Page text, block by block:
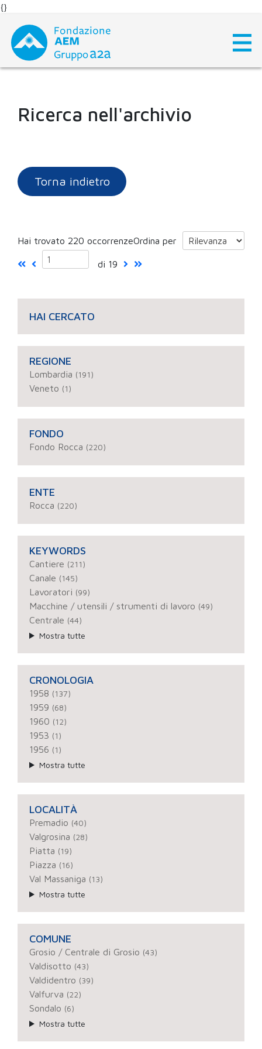
{}
content
Ricerca nell'archivio
Torna indietro
Hai trovato 220 occorrenzeOrdina per
di 19
HAI CERCATO
REGIONE
Lombardia (191)
Veneto (1)
FONDO
Fondo Rocca (220)
ENTE
Rocca (220)
KEYWORDS
Cantiere (211)
Canale (145)
Lavoratori (99)
Macchine / utensili / strumenti di lavoro (49)
Centrale (44)
Mostra tutte
CRONOLOGIA
1958 (137)
1959 (68)
1960 (12)
1953 (1)
1956 (1)
Mostra tutte
LOCALITÀ
Premadio (40)
Valgrosina (28)
Piatta (19)
Piazza (16)
Val Massaniga (13)
Mostra tutte
COMUNE
Grosio / Centrale di Grosio (43)
Valdisotto (43)
Valdidentro (39)
Valfurva (22)
Sondalo (6)
Mostra tutte